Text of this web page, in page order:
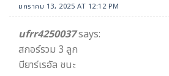
มกราคม 13, 2025 AT 12:12 PM
ufrr4250037says:
สกอร์รวม 3 ลูก
บียาร์เรอัล ชนะ